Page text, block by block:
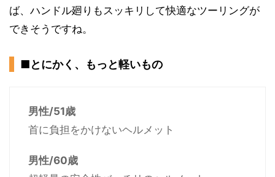
ば、ハンドル廻りもスッキリして快適なツーリングが
できそうですね。
■とにかく、もっと軽いもの
男性/51歳
首に負担をかけないヘルメット
男性/60歳